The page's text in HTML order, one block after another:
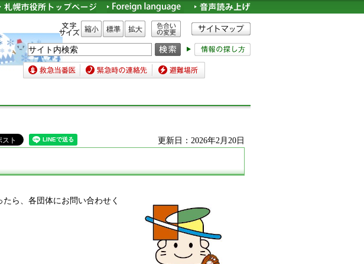
文字サイズ 縮小 標準 拡大
色合いの変更
救急当番医 緊急時の連絡先 避難場所
更新日：2026年2月20日
ら、各団体にお問い合わせく